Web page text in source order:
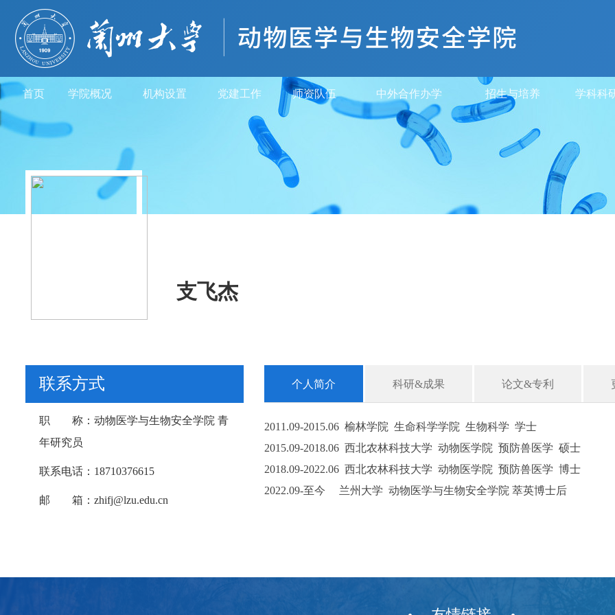
首页 学院概况 机构设置 党建工作 师资队伍 中外合作办学 招生与培养 学科科
支飞杰
联系方式
职 称： 动物医学与生物安全学院 青
年研究员
联系电话： 18710376615
邮 箱： zhifj@lzu.edu.cn
个人简介 科研&成果 论文&专利
2011.09-2015.06 榆林学院 生命科学学院 生物科学 学士
2015.09-2018.06 西北农林科技大学 动物医学院 预防兽医学 硕士
2018.09-2022.06 西北农林科技大学 动物医学院 预防兽医学 博士
2022.09-至今 兰州大学 动物医学与生物安全学院 萃英博士后